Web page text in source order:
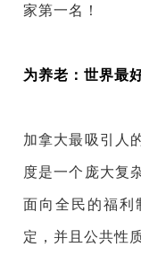
家第一名！
为养老：世界最
加拿大最吸引人
度是一个庞大复
面向全民的福利
定，并且公共性